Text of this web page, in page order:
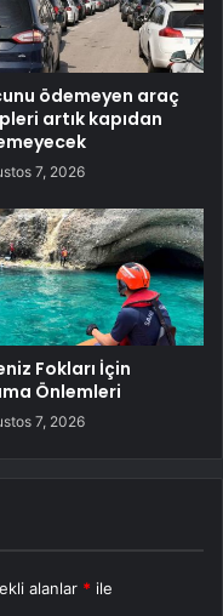
ödemeyen araç
artık kapıdan
7, 2026
Fokları İçin
Önlemleri
7, 2026
alanlar * ile